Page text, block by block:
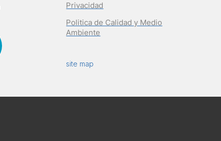
Privacidad
Politica de Calidad y Medio
Ambiente
site map